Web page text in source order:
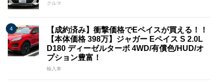
クルマ
【成約済み】衝撃価格でEペイスが買える！！
【本体価格 398万】ジャガー Eペイス S 2.0L
D180 ディーゼルターボ 4WD/有償色/HUD/オ
プション豊富！
輸入車